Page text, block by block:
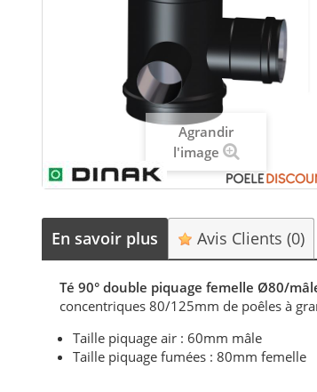
Agrandir
l'image
En savoir plus Avis Clients(0)
Té 90° double piquage femelle Ø80/
concentriques 80/125mm de poêles à
Taille piquage air : 60mm mâle
Taille piquage fumées : 80mm femelle